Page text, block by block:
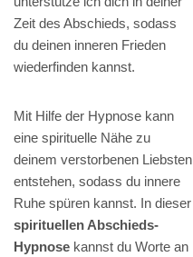
Zeit des Abschieds, sodass
du deinen inneren Frieden
wiederfinden kannst.
Mit Hilfe der Hypnose kann
eine spirituelle Nähe zu
deinem verstorbenen Liebsten
entstehen, sodass du innere
Ruhe spüren kannst. In dieser
spirituellen Abschieds-
Hypnose kannst du Worte an